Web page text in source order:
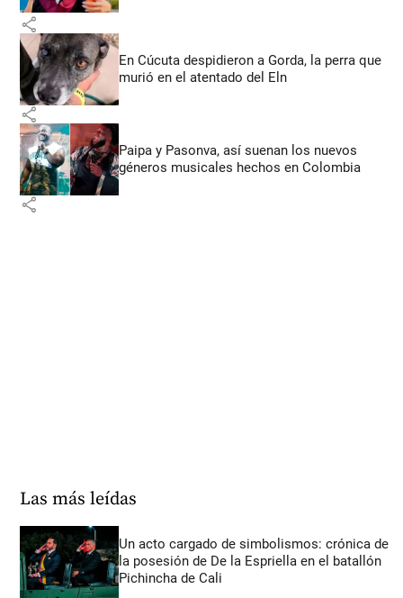
share
En Cúcuta despidieron a Gorda, la perra que
murió en el atentado del Eln
share
Paipa y Pasonva, así suenan los nuevos
géneros musicales hechos en Colombia
share
Las más leídas
Un acto cargado de simbolismos: crónica de
la posesión de De la Espriella en el batallón
Pichincha de Cali